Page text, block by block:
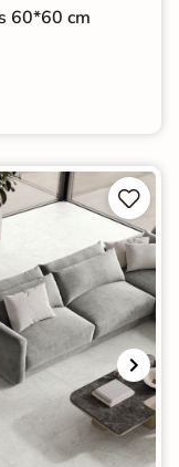
60*60 cm

